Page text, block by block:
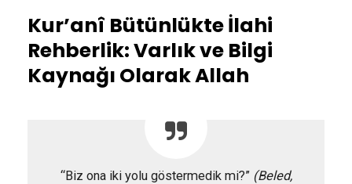
Kur’anî Bütünlükte İlahi
Rehberlik: Varlık ve Bilgi
Kaynağı Olarak Allah
“Biz ona iki yolu göstermedik mi?” (Beled,